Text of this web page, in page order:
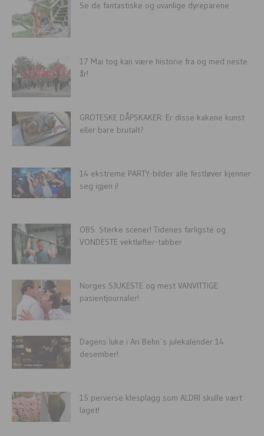
Se de fantastiske og uvanlige dyreparene
17 Mai tog kan være historie fra og med neste
år!
GROTESKE DÅPSKAKER: Er disse kakene kunst
eller bare brutalt?
14 ekstreme PARTY-bilder alle festløver kjenner
seg igjen i!
OBS: Sterke scener! Tidenes farligste og
VONDESTE vektløfter-tabber
Norges SJUKESTE og mest VANVITTIGE
pasientjournaler!
Dagens luke i Ari Behn`s julekalender 14
desember!
15 perverse klesplagg som ALDRI skulle vært
laget!